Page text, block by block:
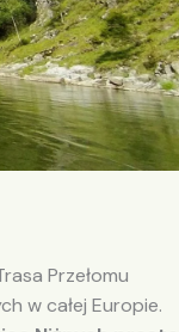
Przełomu
w całej Europie.